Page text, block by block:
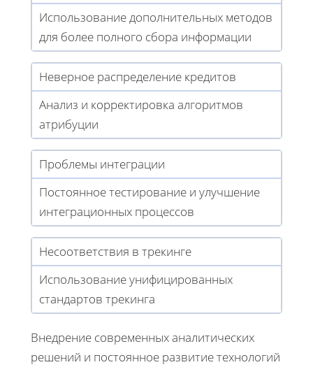
Использование дополнительных методов
для более полного сбора информации
Неверное распределение кредитов
Анализ и корректировка алгоритмов
атрибуции
Проблемы интеграции
Постоянное тестирование и улучшение
интеграционных процессов
Несоответствия в трекинге
Использование унифицированных
стандартов трекинга
Внедрение современных аналитических
решений и постоянное развитие технологий